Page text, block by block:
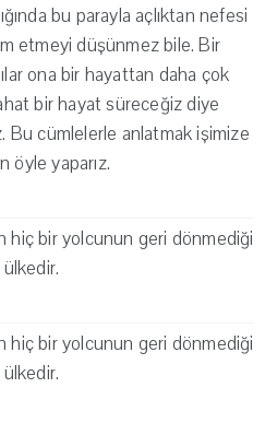
bu parayla açlıktan nefesi
etmeyi düşünmez bile. Bir
ona bir hayattan daha çok
bir hayat süreceğiz diye
Bu cümlelerle anlatmak işimize
öyle yaparız.
hiç bir yolcunun geri dönmediği
hiç bir yolcunun geri dönmediği